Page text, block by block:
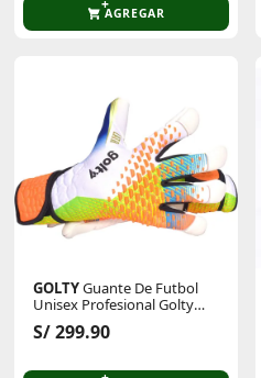
AGREGAR
GOLTYGuante De Futbol
Unisex Profesional Golty
Latir
S/ 299.90